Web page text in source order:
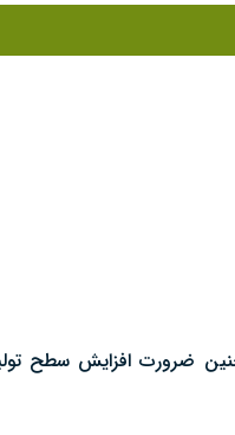
ضرورت افزایش سطح